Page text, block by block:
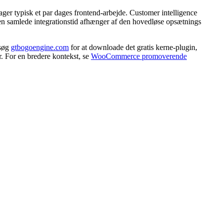
typisk et par dages frontend-arbejde. Customer intelligence
samlede integrationstid afhænger af den hovedløse opsætnings
gtbogoengine.com for at downloade det gratis kerne-plugin,
en bredere kontekst, se WooCommerce promoverende